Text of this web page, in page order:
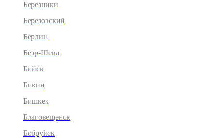
Березники
Березовский
Берлин
Беэр-Шева
Бийск
Бикин
Бишкек
Благовещенск
Бобруйск